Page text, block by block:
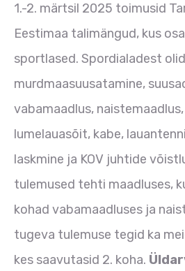
1.-2. märtsil 2025 toimusid
Eestimaa talimängud, kus
sportlased. Spordialadest
murdmaasuusatamine,
vabamaadlus,
lumelauasõit, kabe,
laskmine ja KOV juhtide
tulemused tehti maadluses,
kohad vabamaadluses ja
tugeva tulemuse tegid ka
kes saavutasid 2. koha.